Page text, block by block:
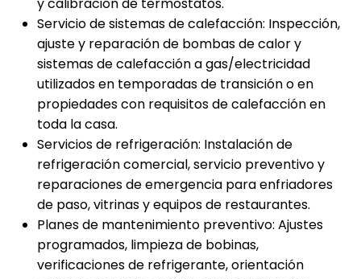
y calibración de termostatos.
Servicio de sistemas de calefacción: Inspección,
ajuste y reparación de bombas de calor y
sistemas de calefacción a gas/electricidad
utilizados en temporadas de transición o en
propiedades con requisitos de calefacción en
toda la casa.
Servicios de refrigeración: Instalación de
refrigeración comercial, servicio preventivo y
reparaciones de emergencia para enfriadores
de paso, vitrinas y equipos de restaurantes.
Planes de mantenimiento preventivo: Ajustes
programados, limpieza de bobinas,
verificaciones de refrigerante, orientación